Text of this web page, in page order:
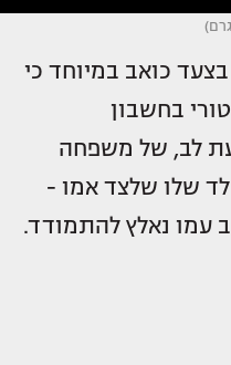
כואב במיוחד כי
בחשבון
לב, של משפחה
שלו שלצד אמו -
עמו נאלץ להתמודד.